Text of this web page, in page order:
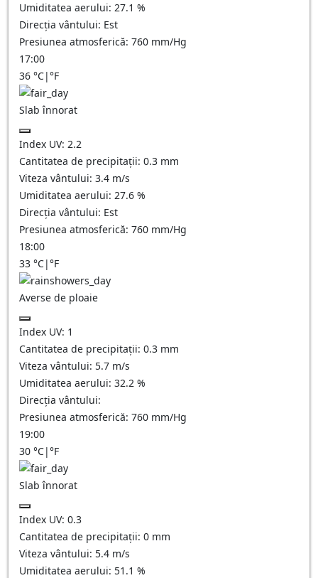
Umiditatea aerului: 27.1 %
Direcția vântului: Est
Presiunea atmosferică: 760 mm/Hg
17:00
36 °C|°F
Slab înnorat
Index UV: 2.2
Cantitatea de precipitații: 0.3 mm
Viteza vântului: 3.4 m/s
Umiditatea aerului: 27.6 %
Direcția vântului: Est
Presiunea atmosferică: 760 mm/Hg
18:00
33 °C|°F
Averse de ploaie
Index UV: 1
Cantitatea de precipitații: 0.3 mm
Viteza vântului: 5.7 m/s
Umiditatea aerului: 32.2 %
Direcția vântului:
Presiunea atmosferică: 760 mm/Hg
19:00
30 °C|°F
Slab înnorat
Index UV: 0.3
Cantitatea de precipitații: 0 mm
Viteza vântului: 5.4 m/s
Umiditatea aerului: 51.1 %